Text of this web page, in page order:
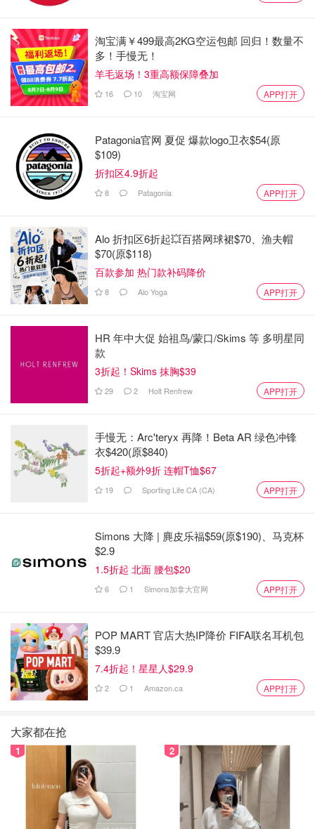
淘宝满￥499最高2KG空运包邮 回归！数量不
多！手慢无！
羊毛返场！3重高额保障叠加
16 10 淘宝网 APP打开
Patagonia官网 夏促 爆款logo卫衣$54(原
$109)
折扣区4.9折起
8 Patagonia APP打开
Alo 折扣区6折起💥百搭网球裙$70、渔夫帽
$70(原$118)
百款参加 热门款补码降价
8 Alo Yoga APP打开
HR 年中大促 始祖鸟/蒙口/Skims 等 多明星同
款
3折起！Skims 抹胸$39
29 2 Holt Renfrew APP打开
手慢无：Arc'teryx 再降！Beta AR 绿色冲锋
衣$420(原$840)
5折起+额外9折 连帽T恤$67
19 Sporting Life CA (CA) APP打开
Simons 大降 | 麂皮乐福$59(原$190)、马克杯
$2.9
1.5折起 北面 腰包$20
6 1 Simons加拿大官网 APP打开
POP MART 官店大热IP降价 FIFA联名耳机包
$39.9
7.4折起！星星人$29.9
2 1 Amazon.ca APP打开
大家都在抢
1 2